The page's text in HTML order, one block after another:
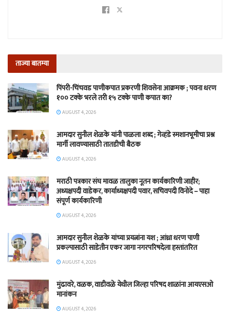
ताज्या बातम्या
पिंपरी-चिंचवड पाणीकपात प्रकरणी शिवसेना आक्रमक ; पवना धरण
१०० टक्के भरले तरी १५ टक्के पाणी कपात का?
AUGUST 4, 2026
आमदार सुनील शेळके यांनी पाळला शब्द ; गेव्हंडे स्मशानभूमीचा प्रश्न
मार्गी लावण्यासाठी तातडीची बैठक
AUGUST 4, 2026
मराठी पत्रकार संघ मावळ तालुका नूतन कार्यकारिणी जाहीर;
अध्यक्षपदी वाडेकर, कार्याध्यक्षपदी पवार, सचिवपदी विनोदे – पाहा
संपूर्ण कार्यकारिणी
AUGUST 4, 2026
आमदार सुनील शेळके यांच्या प्रयत्नांना यश ; आंध्रा धरण पाणी
प्रकल्पासाठी साडेतीन एकर जागा नगरपरिषदेला हस्तांतरित
AUGUST 4, 2026
मुंढावरे, वळक, वाडीवळे येथील जिल्हा परिषद शाळांना आयएसओ
मानांकन
AUGUST 4, 2026